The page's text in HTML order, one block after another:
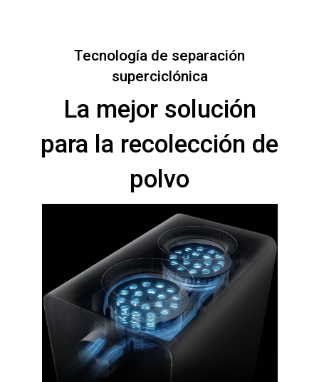
Tecnología de separación
superciclónica
La mejor solución
para la recolección de
polvo